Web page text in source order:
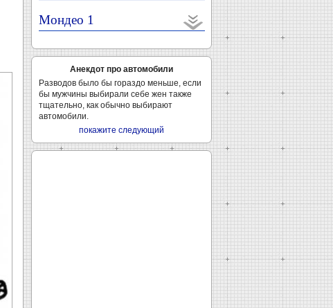
Мондео 1
Анекдот про автомобили
Разводов было бы гораздо меньше, если
бы мужчины выбирали себе жен также
тщательно, как обычно выбирают
автомобили.
покажите следующий